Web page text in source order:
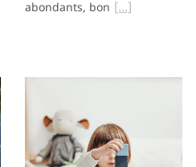
abondants, bon